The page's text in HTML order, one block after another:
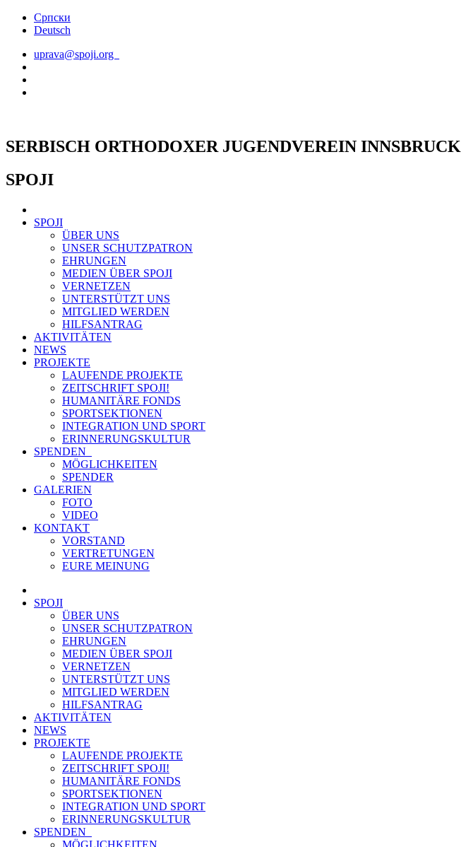
Skip
Српски
Deutsch
uprava@spoji.org
SERBISCH ORTHODOXER JUGENDVEREIN INNSBRUCK
SPOJI
SPOJI
ÜBER UNS
UNSER SCHUTZPATRON
EHRUNGEN
MEDIEN ÜBER SPOJI
VERNETZEN
UNTERSTÜTZT UNS
MITGLIED WERDEN
HILFSANTRAG
AKTIVITÄTEN
NEWS
PROJEKTE
LAUFENDE PROJEKTE
ZEITSCHRIFT SPOJI!
HUMANITÄRE FONDS
SPORTSEKTIONEN
INTEGRATION UND SPORT
ERINNERUNGSKULTUR
SPENDEN
MÖGLICHKEITEN
SPENDER
GALERIEN
FOTO
VIDEO
KONTAKT
VORSTAND
VERTRETUNGEN
EURE MEINUNG
SPOJI
ÜBER UNS
UNSER SCHUTZPATRON
EHRUNGEN
MEDIEN ÜBER SPOJI
VERNETZEN
UNTERSTÜTZT UNS
MITGLIED WERDEN
HILFSANTRAG
AKTIVITÄTEN
NEWS
PROJEKTE
LAUFENDE PROJEKTE
ZEITSCHRIFT SPOJI!
HUMANITÄRE FONDS
SPORTSEKTIONEN
INTEGRATION UND SPORT
ERINNERUNGSKULTUR
SPENDEN
MÖGLICHKEITEN